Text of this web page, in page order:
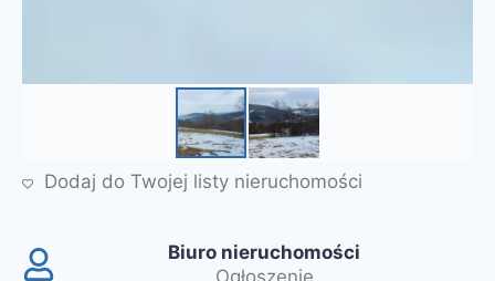
Dodaj do Twojej listy nieruchomości
Biuro nieruchomości
Ogłoszenie